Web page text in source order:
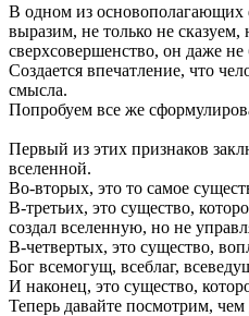
В одном из основополагающих
выразим, не только не
сверхсовершенство, он даже
Создается впечатление, что
смысла.
Попробуем все же
Первый из этих признаков
вселенной.
Во-вторых, это то самое
В-третьих, это существо,
создал вселенную, но не
В-четвертых, это существо,
Бог всемогущ, всеблаг,
И наконец, это существо,
Теперь давайте посмотрим,